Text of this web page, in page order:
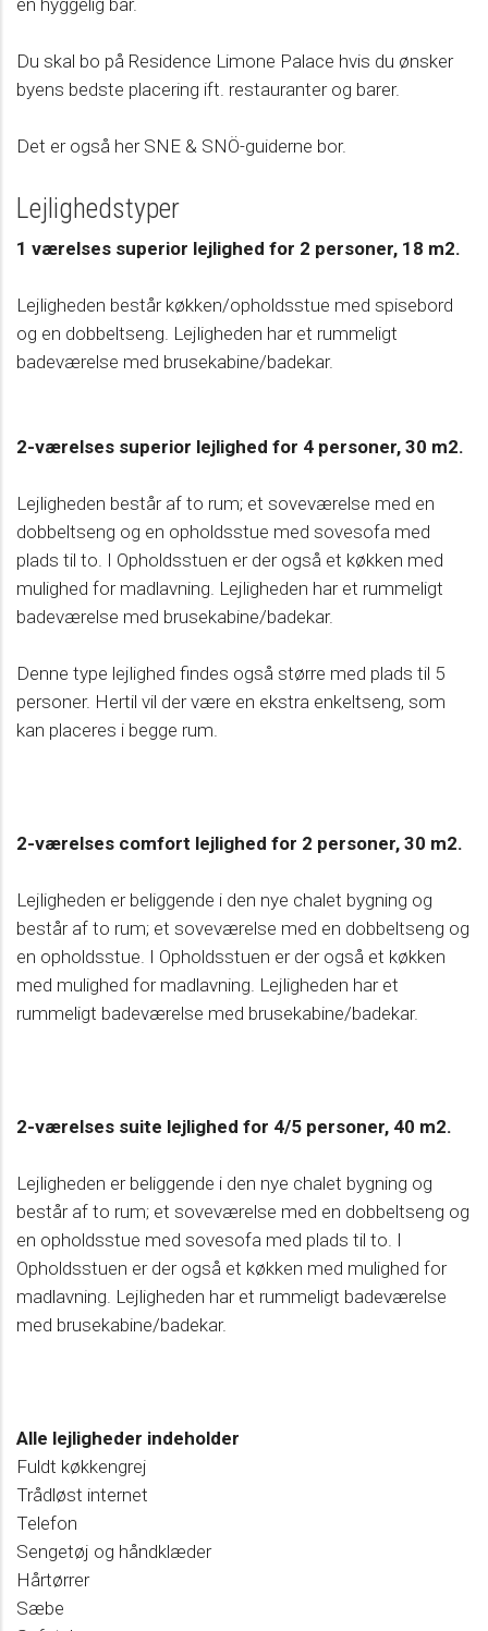
en hyggelig bar.
Du skal bo på Residence Limone Palace hvis du ønsker
byens bedste placering ift. restauranter og barer.
Det er også her SNE & SNÖ-guiderne bor.
Lejlighedstyper
1 værelses superior lejlighed for 2 personer, 18 m2.
Lejligheden består køkken/opholdsstue med spisebord
og en dobbeltseng. Lejligheden har et rummeligt
badeværelse med brusekabine/badekar.
2-værelses superior lejlighed for 4 personer, 30 m2.
Lejligheden består af to rum; et soveværelse med en
dobbeltseng og en opholdsstue med sovesofa med
plads til to. I Opholdsstuen er der også et køkken med
mulighed for madlavning. Lejligheden har et rummeligt
badeværelse med brusekabine/badekar.
Denne type lejlighed findes også større med plads til 5
personer. Hertil vil der være en ekstra enkeltseng, som
kan placeres i begge rum.
2-værelses comfort lejlighed for 2 personer, 30 m2.
Lejligheden er beliggende i den nye chalet bygning og
består af to rum; et soveværelse med en dobbeltseng og
en opholdsstue. I Opholdsstuen er der også et køkken
med mulighed for madlavning. Lejligheden har et
rummeligt badeværelse med brusekabine/badekar.
2-værelses suite lejlighed for 4/5 personer, 40 m2.
Lejligheden er beliggende i den nye chalet bygning og
består af to rum; et soveværelse med en dobbeltseng og
en opholdsstue med sovesofa med plads til to. I
Opholdsstuen er der også et køkken med mulighed for
madlavning. Lejligheden har et rummeligt badeværelse
med brusekabine/badekar.
Alle lejligheder indeholder
Fuldt køkkengrej
Trådløst internet
Telefon
Sengetøj og håndklæder
Hårtørrer
Sæbe